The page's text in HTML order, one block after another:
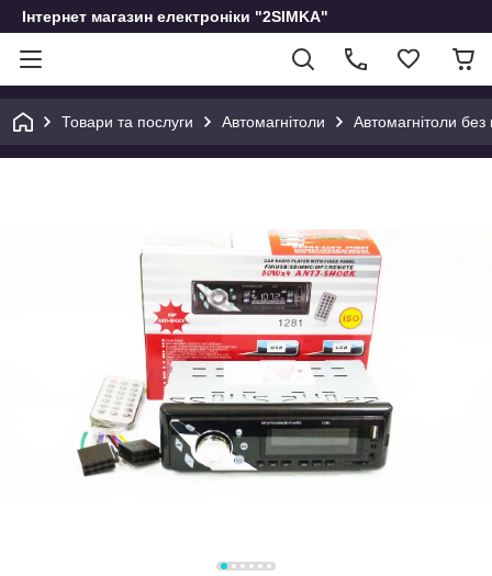
Інтернет магазин електроніки "2SIMKA"
Товари та послуги Автомагнітоли Автомагнітоли